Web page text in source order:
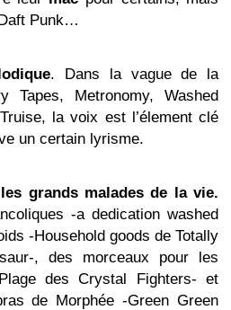
Punk…
. Dans la vague de la
Tapes, Metronomy, Washed
la voix est l’élement clé
un certain lyrisme.
grands malades de la vie.
-a dedication washed
-Household goods de Totally
, des morceaux pour les
des Crystal Fighters- et
de Morphée -Green Green